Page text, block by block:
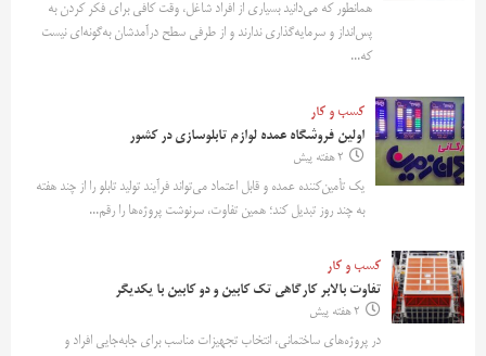
همانطور که می‌دانید بسیاری از افراد شاغل، وقت کافی برای فکر کردن به
پس‌انداز و سرمایه‌گذاری ندارند و از طرفی سطح درآمدشان به‌گونه‌ای نیست
که...
کسب و کار
اولین فروشگاه عمده لوازم تابلوسازی در کشور
2 هفته پیش
یک تأمین‌کننده عمده و قابل اعتماد می‌تواند فرآیند تولید تابلو را از چند هفته
به چند روز تبدیل کند؛ همین تفاوت، سرنوشت پروژه‌ها را رقم...
کسب و کار
تفاوت بالابر کارگاهی تک کابین و دو کابین با یکدیگر
2 هفته پیش
در پروژه‌های ساختمانی، انتخاب تجهیزات مناسب برای جابه‌جایی افراد و